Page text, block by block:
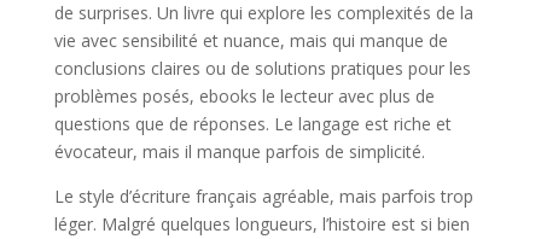
de surprises. Un livre qui explore les complexités de la
vie avec sensibilité et nuance, mais qui manque de
conclusions claires ou de solutions pratiques pour les
problèmes posés, ebooks le lecteur avec plus de
questions que de réponses. Le langage est riche et
évocateur, mais il manque parfois de simplicité.
Le style d’écriture français agréable, mais parfois trop
léger. Malgré quelques longueurs, l’histoire est si bien